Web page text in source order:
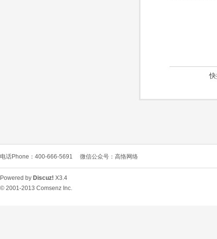
电话Phone：400-666-5691 微信公众号：高恪网络
Powered by Discuz! X3.4
© 2001-2013 Comsenz Inc.